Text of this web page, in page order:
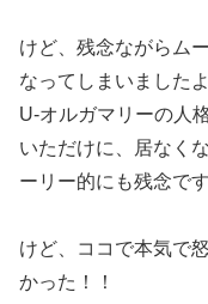
けど、残念ながらム
なってしまいました
U-オルガマリーの人
いただけに、居なく
ーリー的にも残念で
けど、ココで本気で
かった！！